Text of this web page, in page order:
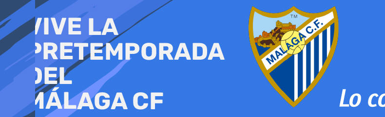
al
contenido